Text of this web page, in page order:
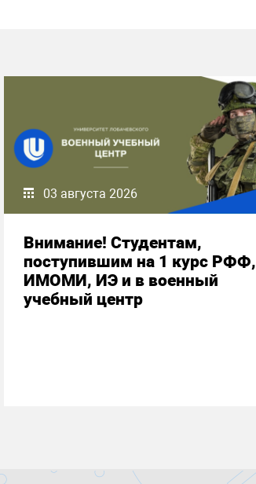
03 августа 2026
Внимание! Студентам,
поступившим на 1 курс РФФ,
ИМОМИ, ИЭ и в военный
учебный центр